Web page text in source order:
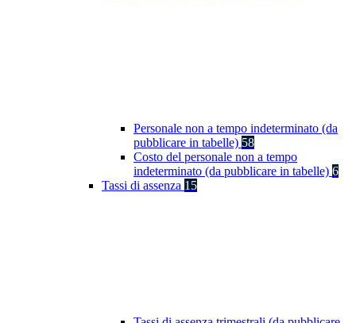
Personale non a tempo indeterminato (da
pubblicare in tabelle) 58
Costo del personale non a tempo
indeterminato (da pubblicare in tabelle) 6
Tassi di assenza 15